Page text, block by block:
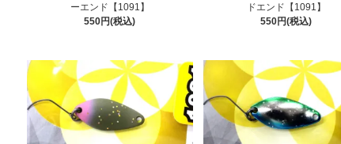
ーエンド【1091】
550円(税込)
ドエンド【1091】
550円(税込)